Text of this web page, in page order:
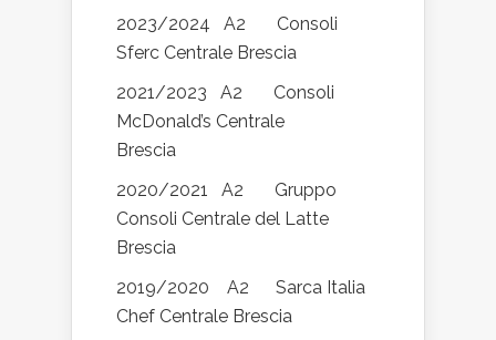
2023/2024 A2 Consoli
Sferc Centrale Brescia
2021/2023 A2 Consoli
McDonald’s Centrale
Brescia
2020/2021 A2 Gruppo
Consoli Centrale del Latte
Brescia
2019/2020 A2 Sarca Italia
Chef Centrale Brescia